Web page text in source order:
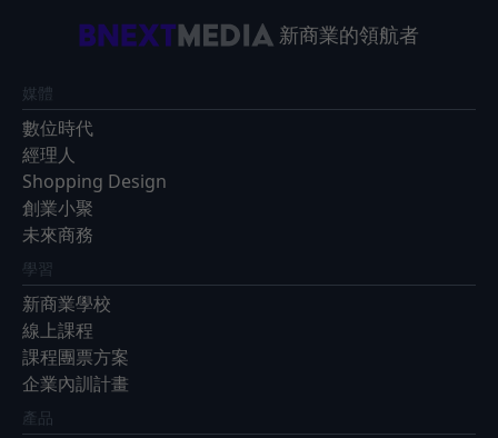
新商業的領航者
媒體
數位時代
經理人
Shopping Design
創業小聚
未來商務
學習
新商業學校
線上課程
課程團票方案
企業內訓計畫
產品